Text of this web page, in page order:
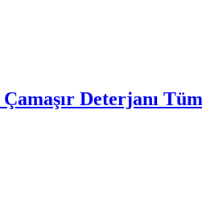
Çamaşır Deterjanı